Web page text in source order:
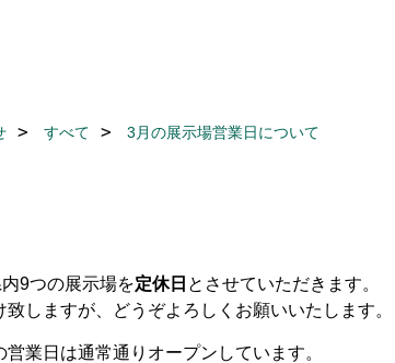
すべて 3月の展示場営業日について
9つの展示場を定休日 とさせていただきます。
しますが、どうぞよろしくお願いいたします。
業日は通常通りオープンしています。